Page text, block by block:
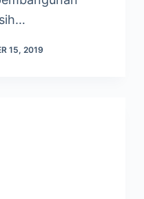
15, 2019